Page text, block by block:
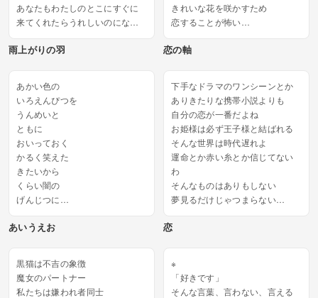
あなたもわたしのとこにすぐに
来てくれたらうれしいのにな
抑えきれないこの気持ちは ど
雨上がりの羽
きれいな花を咲かすため
恋することが怖い
恋の軸
あかい色の
いろえんぴつを
うんめいと
ともに
おいっておく
かるく笑えた
きたいから
くらい闇の
げんじつに
あいうえお
下手なドラマのワンシーンとか
ありきたりな携帯小説よりも
自分の恋が一番だよね
お姫様は必ず王子様と結ばれる
そんな世界は時代遅れよ
運命とか赤い糸とか信じてない
わ
そんなものはありもしない
夢見るだけじゃつまらない
恋の理想ばっか膨らむの...
恋
黒猫は不吉の象徴
魔女のパートナー
私たちは嫌われ者同士
※
「好きです」
そんな言葉、言わない、言える